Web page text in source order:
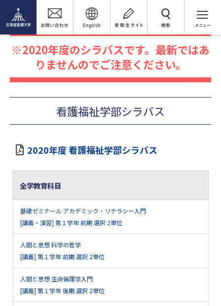
検 索
2020年度シラバス
看護福祉学部シラバス
2020年度のシラバスです。最新ではあ
りませんのでご注意ください。
看護福祉学部シラバス
2020年度 看護福祉学部シラバス
全学教育科目
基礎ゼミナール アカデミック・リテラシー入門
[講義・演習] 第１学年 前期 選択 2単位
人間と思想 科学の哲学
[講義] 第１学年 前期 選択 2単位
人間と思想 生命倫理学入門
[講義] 第１学年 後期 選択 2単位